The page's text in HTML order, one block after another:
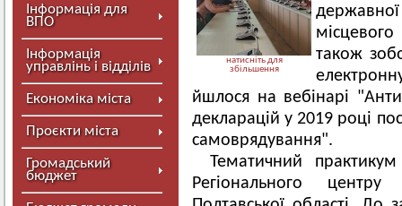
Інформація для
ВПО
Інформація
управлінь і відділів
Економіка міста
Проєкти міста
Громадський
бюджет
натисніть для
збільшення
також
йшлося на вебінарі
декларацій у 2019 році
самоврядування".
Тематичний
Регіонального